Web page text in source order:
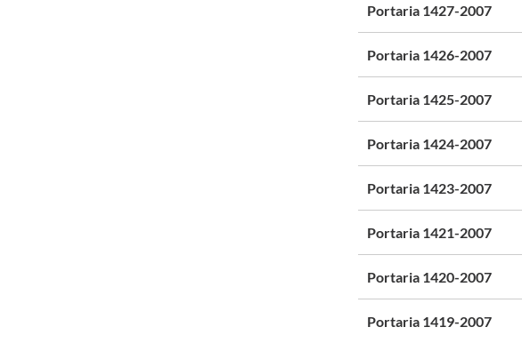
Portaria 1427-2007
Portaria 1426-2007
Portaria 1425-2007
Portaria 1424-2007
Portaria 1423-2007
Portaria 1421-2007
Portaria 1420-2007
Portaria 1419-2007